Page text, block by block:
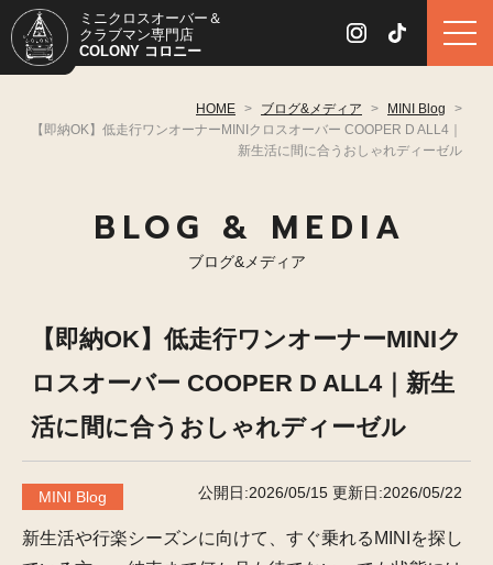
ミニクロスオーバー＆
クラブマン専門店
COLONY コロニー
HOME > ブログ&メディア > MINI Blog
>
【即納OK】低走行ワンオーナーMINIクロスオーバー COOPER D ALL4｜
新生活に間に合うおしゃれディーゼル
BLOG & MEDIA
ブログ&メディア
【即納OK】低走行ワンオーナーMINIク
ロスオーバー COOPER D ALL4｜新生
活に間に合うおしゃれディーゼル
MINI Blog 公開日:2026/05/15 更新日:2026/05/22
新生活や行楽シーズンに向けて、すぐ乗れるMINIを探し